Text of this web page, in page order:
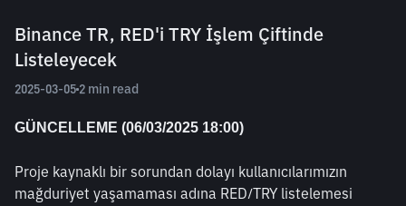
Binance TR, RED'i TRY İşlem Çiftinde
Listeleyecek
2025-03-05 2 min read
GÜNCELLEME (06/03/2025 18:00)
Proje kaynaklı bir sorundan dolayı kullanıcılarımızın
mağduriyet yaşamaması adına RED/TRY listelemesi